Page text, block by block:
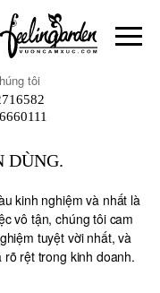
tôi
DÙNG.
kinh nghiệm và nhất là
vô tận, chúng tôi cam
tuyệt vời nhất, và
rệt trong kinh doanh.